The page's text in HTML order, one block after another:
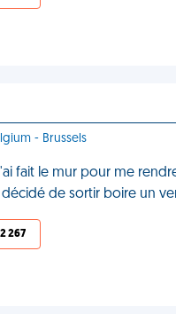
- Brussels
fait le mur pour me
de sortir boire un
2 267